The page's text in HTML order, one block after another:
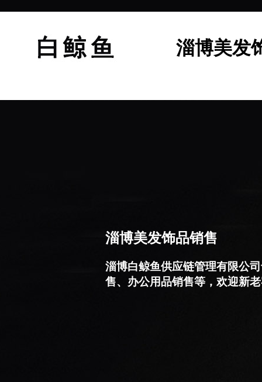
淄博美发
淄博美发饰品销售
淄博白鲸鱼供应链管理有限公
售、办公用品销售等，欢迎新